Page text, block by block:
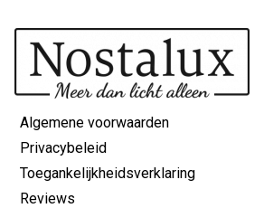
Algemene voorwaarden
Privacybeleid
Toegankelijkheidsverklaring
Reviews